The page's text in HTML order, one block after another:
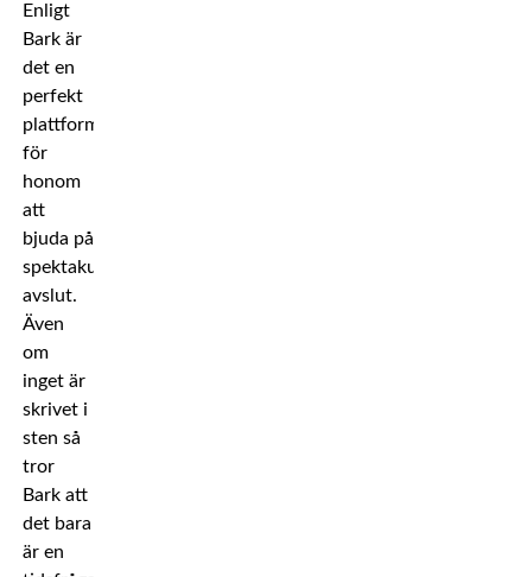
Enligt
Bark är
det en
perfekt
plattform
för
honom
att
bjuda på
spektakulära
avslut.
Även
om
inget är
skrivet i
sten så
tror
Bark att
det bara
är en